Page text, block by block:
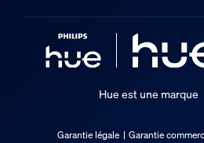
Hue est une marque
Garantie légale Garantie